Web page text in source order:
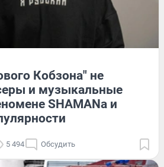
Кобзона" не
и музыкальные
SHAMANа и
5 494 Обсудить